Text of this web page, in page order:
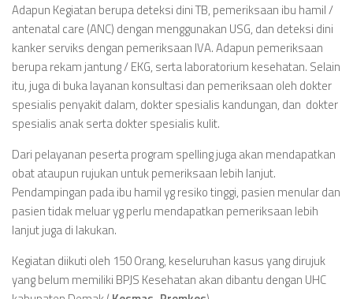
Adapun Kegiatan berupa deteksi dini TB, pemeriksaan ibu hamil /
antenatal care (ANC) dengan menggunakan USG, dan deteksi dini
kanker serviks dengan pemeriksaan IVA. Adapun pemeriksaan
berupa rekam jantung / EKG, serta laboratorium kesehatan. Selain
itu, juga di buka layanan konsultasi dan pemeriksaan oleh dokter
spesialis penyakit dalam, dokter spesialis kandungan, dan dokter
spesialis anak serta dokter spesialis kulit.
Dari pelayanan peserta program spelling juga akan mendapatkan
obat ataupun rujukan untuk pemeriksaan lebih lanjut.
Pendampingan pada ibu hamil yg resiko tinggi, pasien menular dan
pasien tidak meluar yg perlu mendapatkan pemeriksaan lebih
lanjut juga di lakukan.
Kegiatan diikuti oleh 150 Orang, keseluruhan kasus yang dirujuk
yang belum memiliki BPJS Kesehatan akan dibantu dengan UHC